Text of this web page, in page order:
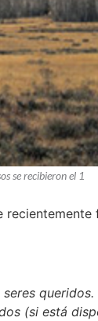
se recibieron el 1
(si está